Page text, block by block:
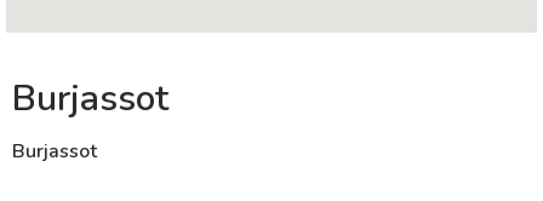
Burjassot
Burjassot